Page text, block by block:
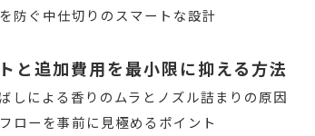
防ぐ中仕切りのスマートな設計
と追加費用を最小限に抑える方法
しによる香りのムラとノズル詰まりの原因
ローを事前に見極めるポイント